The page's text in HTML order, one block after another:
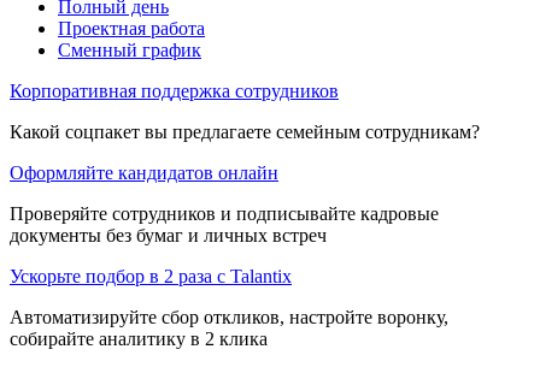
Полный день
Проектная работа
Сменный график
Корпоративная поддержка сотрудников
Какой соцпакет вы предлагаете семейным сотрудникам?
Оформляйте кандидатов онлайн
Проверяйте сотрудников и подписывайте кадровые
документы без бумаг и личных встреч
Ускорьте подбор в 2 раза с Talantix
Автоматизируйте сбор откликов, настройте воронку,
собирайте аналитику в 2 клика